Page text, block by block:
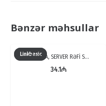
Bənzər məhsullar
Linkbasic
CFD60-A, SERVER RƏFİ S…
34.1₼